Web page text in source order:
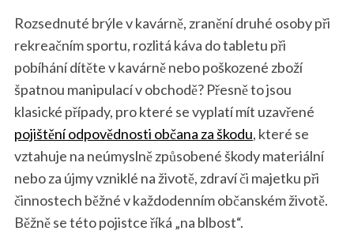
Rozsednuté brýle v kavárně, zranění druhé osoby při
rekreačním sportu, rozlitá káva do tabletu při
pobíhání dítěte v kavárně nebo poškozené zboží
špatnou manipulací v obchodě? Přesně to jsou
klasické případy, pro které se vyplatí mít uzavřené
pojištění odpovědnosti občana za škodu, které se
vztahuje na neúmyslně způsobené škody materiální
nebo za újmy vzniklé na životě, zdraví či majetku při
činnostech běžné v každodenním občanském životě.
Běžně se této pojistce říká „na blbost“.